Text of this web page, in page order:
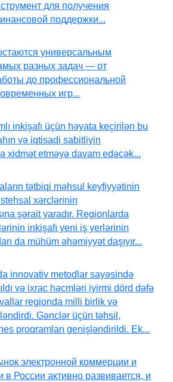
для получения
поддержки...
универсальным
разных задач — от
до профессиональной
игр...
inkişafı üçün həyata keçirilən bu
və iqtisadi sabitliyin
xidmət etməyə davam edəcək...
tətbiqi məhsul keyfiyyətinin
xərclərinin
şərait yaradır. Regionlarda
inkişafı yeni iş yerlərinin
da mühüm əhəmiyyət daşıyır...
innovativ metodlar sayəsində
və ixrac həcmləri iyirmi dörd dəfə
regionda milli birlik və
Gənclər üçün təhsil,
proqramları genişləndirildi. Ek...
электронной коммерции и
в России активно развивается, и